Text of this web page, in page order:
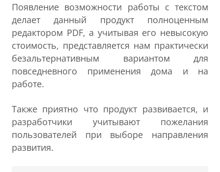
Появление возможности работы с текстом
делает данный продукт полноценным
редактором PDF, а учитывая его невысокую
стоимость, представляется нам практически
безальтернативным вариантом для
повседневного применения дома и на
работе.
Также приятно что продукт развивается, и
разработчики учитывают пожелания
пользователей при выборе направления
развития.